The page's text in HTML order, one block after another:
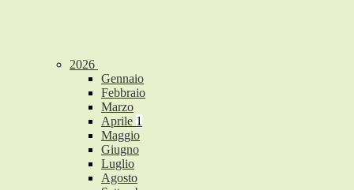
2026
Gennaio
Febbraio
Marzo
Aprile 1
Maggio
Giugno
Luglio
Agosto